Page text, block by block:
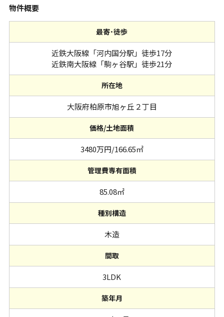
物件概要
最寄･徒歩
近鉄大阪線「河内国分駅」徒歩17分
近鉄南大阪線「駒ヶ谷駅」徒歩21分
所在地
大阪府柏原市旭ヶ丘２丁目
価格/土地面積
3480万円/166.65㎡
管理費専有面積
85.08㎡
種別構造
木造
間取
3LDK
築年月